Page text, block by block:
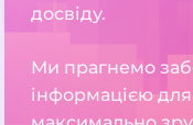
досвіду.
Ми прагнемо
інформацією